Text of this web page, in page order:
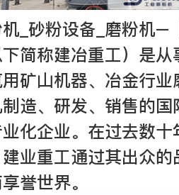
_砂粉设备_磨粉机–
下简称建冶重工）是从
矿山机器、冶金行业
造、研发、销售的国
化企业。在过去数十
业重工通过其出众的
誉世界。